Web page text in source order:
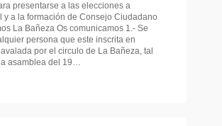
presentarse a las elecciones a
y a la formación de Consejo Ciudadano
La Bañeza Os comunicamos 1.- Se
persona que este inscrita en
por el circulo de La Bañeza, tal
asamblea del 19…